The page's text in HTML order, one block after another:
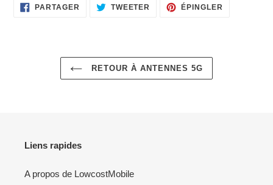
PARTAGER PARTAGER
SUR
TWEETER TWEETER
SUR
ÉPINGLER
RETOUR À ANTENNES 5G
Liens rapides
A propos de LowcostMobile